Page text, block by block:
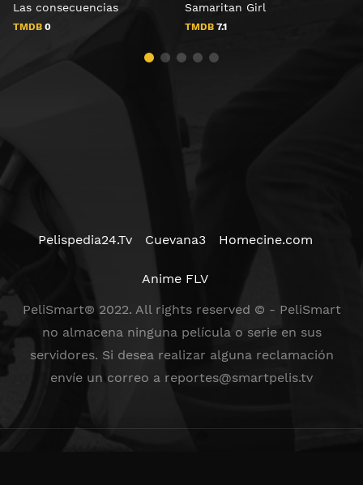
Las consecuencias
TMDB 0
Samaritan Girl
TMDB 7.1
Pelispedia24.Tv Cuevana3 Homecine.com
Anime FLV
PeliSmart® 2022. All rights reserved © - PeliSmart
no almacena ninguna película o serie en sus
servidores. Si desea realizar alguna reclamación
envíe un correo a reportes@smartpelis.tv